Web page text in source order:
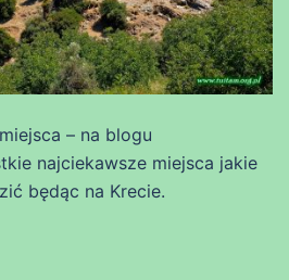
– na blogu
najciekawsze miejsca jakie
będąc na Krecie.